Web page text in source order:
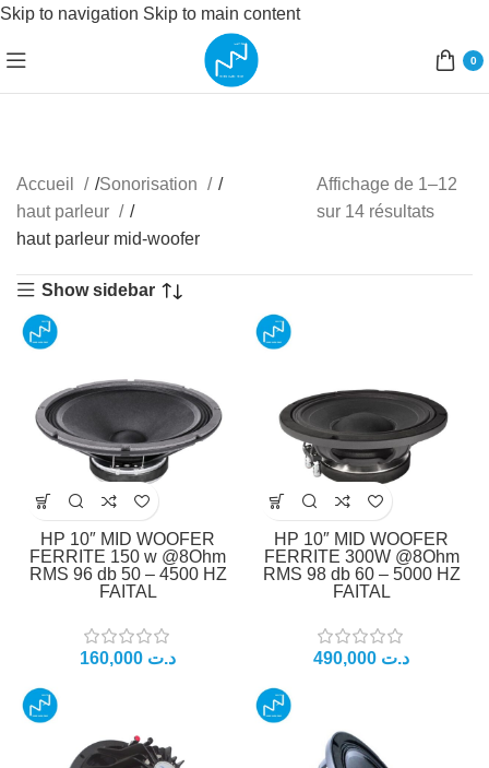
Skip to navigation Skip to main content
0
Accueil /Sonorisation
/
haut parleur
/
haut parleur mid-woofer
Affichage de 1–12
sur 14 résultats
Show sidebar
HP 10″ MID WOOFER
FERRITE 150 w @8Ohm
RMS 96 db 50 – 4500 HZ
FAITAL
د.ت
HP 10″ MID WOOFER
FERRITE 300W @8Ohm
RMS 98 db 60 – 5000 HZ
FAITAL
د.ت